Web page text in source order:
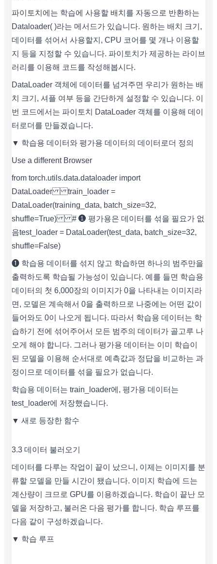
파이토치에는 학습에 사용할 배치를 자동으로 반환하는
Dataloader( )라는 메서드가 있습니다. 원하는 배치 크기,
데이터를 섞어서 사용할지, CPU 코어를 몇 개나 이용할
지 등을 지정할 수 있습니다. 파이토치가 제공하는 라이브
러리를 이용해 코드를 작성해봅시다.
DataLoader 객체에 데이터를 넘겨주면 우리가 원하는 배
치 크기, 셔플 여부 등을 간단하게 설정할 수 있습니다. 이
번 코드에서는 파이토치 DataLoader 객체를 이용해 데이
터로더를 만들겠습니다.
▼ 학습용 데이터와 평가용 데이터의 데이터로더 정의
Use a different Browser
from torch.utils.data.dataloader import
DataLoader train_loader =
DataLoader(training_data, batch_size=32,
shuffle=True) # ❶ 평가용은 데이터를 섞을 필요가 없
음 test_loader = DataLoader(test_data, batch_size=32,
shuffle=False)
❶ 학습용 데이터를 섞지 않고 학습하면 하나의 범주만을
출력하도록 학습될 가능성이 있습니다. 예를 들면 학습용
데이터의 첫 6,000장의 이미지가 0을 나타내는 이미지라
면, 모델은 계속해서 0을 출력하므로 나중에는 어떤 값이
들어와도 0이 나오게 됩니다. 따라서 학습용 데이터는 학
습하기 전에 섞어주어서 모든 범주의 데이터가 골고루 나
오게 해야 합니다. 그러나 평가용 데이터는 이미 학습이
된 모델을 이용해 순서대로 예측값과 정답을 비교하는 과
정이므로 데이터를 섞을 필요가 없습니다.
학습용 데이터는 train_loader에, 평가용 데이터는
test_loader에 저장했습니다.
▼ 새로 등장한 함수
3.3 데이터 불러오기
데이터를 다루는 작업이 끝이 났으니, 이제는 이미지를 분
류할 모델을 만들 시간이 됐습니다. 이미지 학습에 드는
계산량이 크므로 GPU를 이용하겠습니다. 학습이 끝난 모
델을 저장하고, 불러온 다음 평가를 합니다. 학습 루프를
다음 같이 구성하겠습니다.
▼ 학습 루프